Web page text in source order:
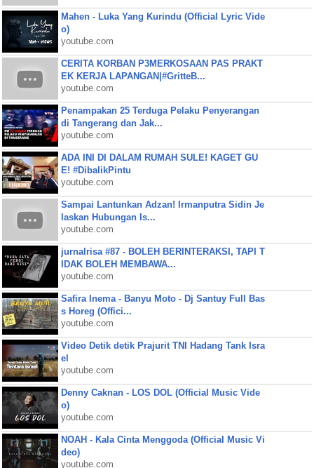
Mahen - Luka Yang Kurindu (Official Lyric Vide
o)
youtube.com
CERITA KORBAN P3MERKOSAAN PAS PRAKT
EK KERJA LAPANGAN|#GritteB...
youtube.com
Penampakan 25 Terduga Pelaku Penyerangan
di Tangerang dan Jak...
youtube.com
ADA INI DI DALAM RUMAH SULE! KAGET GU
E! #DibalikPintu
youtube.com
Sampai Lantunkan Adzan! Irmanputra Sidin Je
laskan Hubungan Is...
youtube.com
jurnalrisa #87 - BOLEH BERINTERAKSI, TAPI T
IDAK BOLEH MEMBAWA...
youtube.com
Safira Inema - Banyu Moto - Dj Santuy Full Bas
s Horeg (Offici...
youtube.com
Video Detik detik Prajurit TNI Hadang Tank Isra
el
youtube.com
Denny Caknan - LOS DOL (Official Music Vide
o)
youtube.com
NOAH - Kala Cinta Menggoda (Official Music Vi
deo)
youtube.com